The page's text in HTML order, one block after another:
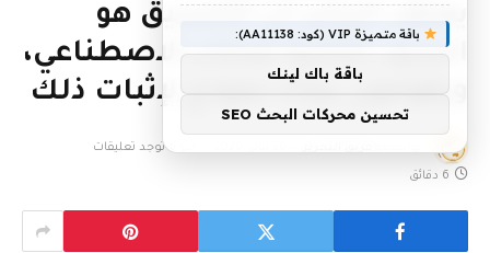
يعتقد البشر أن التنسيق هو
الحدود التالية للذكاء الاصطناعي،
ويقومون ببناء نموذج لإثبات ذلك
لا توجد تعليقات
6 دقائق
باقة متميزة VIP (كود: AA11138):
باقة باك لينك
تحسين محركات البحث SEO